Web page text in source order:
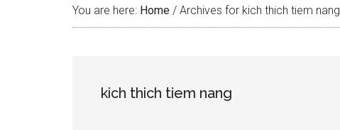
You are here: Home / Archives for kich thich tiem nang
kich thich tiem nang